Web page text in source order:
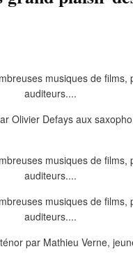
Olivier Defays aux
par Mathieu Verne,